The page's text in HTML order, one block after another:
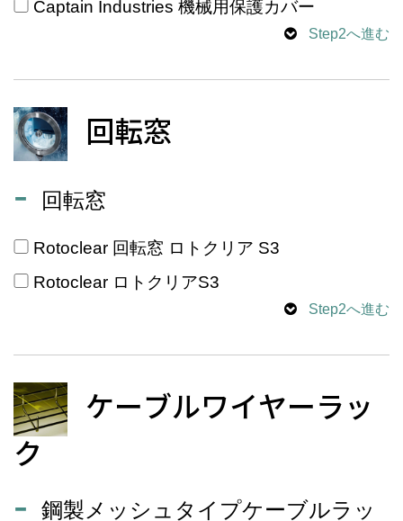
Captain Industries 機械用保護カバー
Step2へ進む
回転窓
回転窓
Rotoclear 回転窓 ロトクリア S3
Rotoclear ロトクリアS3
Step2へ進む
ケーブルワイヤーラッ
ク
鋼製メッシュタイプケーブルラッ